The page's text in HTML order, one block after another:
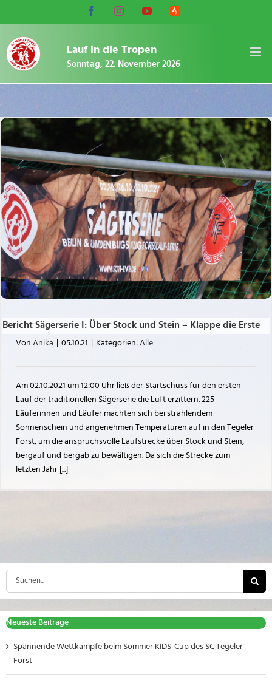
Inhalt
springen
FacebookInstagramYouTube
Strava
Lauf in die Tropen
Sonntag, 22. November 2026
Bericht Sägerserie I: Über Stock und Stein – Klappe die Erste
VonAnika | 05.10.21 | Kategorien:Alle
Am 02.10.2021 um 12:00 Uhr ließ der Startschuss für den ersten
Lauf der traditionellen Sägerserie die Luft erzittern. 225
Läuferinnen und Läufer machten sich bei strahlendem
Sonnenschein und angenehmen Temperaturen auf in den Tegeler
Forst, um die anspruchsvolle Laufstrecke über Stock und Stein,
bergauf und bergab zu bewältigen. Da sich die Strecke zum
letzten Jahr [...]
Suche
nach:
Neueste Beiträge
Spannende Wettkämpfe beim Sommer KIDS-Cup des SC Tegeler
Forst